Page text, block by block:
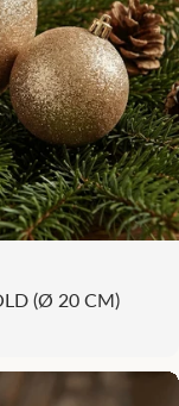
(Ø 20 CM)